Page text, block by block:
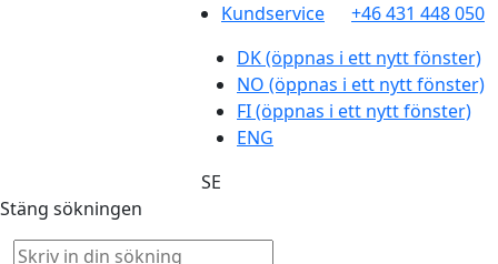
Kundservice
+46 431 448 050
DK(öppnas i ett nytt fönster)
NO (öppnas i ett nytt fönster)
FI(öppnas i ett nytt fönster)
ENG
SE
Stäng sökningen